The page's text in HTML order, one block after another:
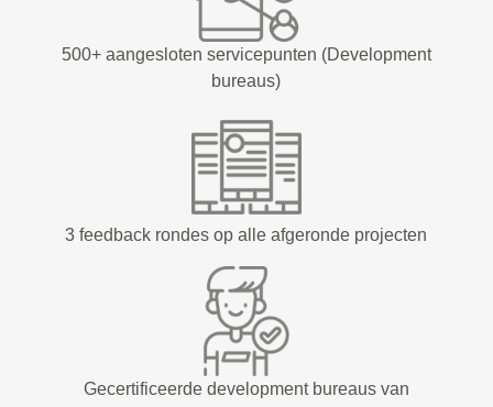
500+ aangesloten servicepunten (Development
bureaus)
3 feedback rondes op alle afgeronde projecten
Gecertificeerde development bureaus van